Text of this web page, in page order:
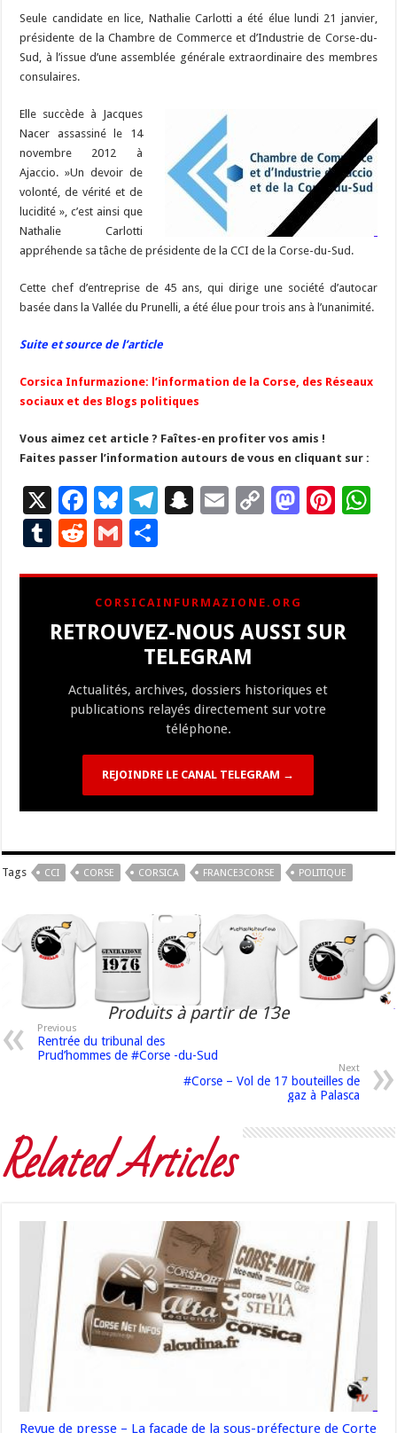
b
o
k
ky gr
a
p
c
at
l
y
Li
d
o
es
t
p
m
bl
r
d
di
ai
l
ta
g
Seule candidate en lice, Nathalie Carlotti a été élue lundi 21 janvier,
présidente de la Chambre de Commerce et d’Industrie de Corse-du-
Sud, à l’issue d’une assemblée générale extraordinaire des membres
consulaires.
Elle succède à Jacques
Nacer assassiné le 14
novembre 2012 à
Ajaccio. »Un devoir de
volonté, de vérité et de
lucidité », c’est ainsi que
Nathalie Carlotti
appréhende sa tâche de présidente de la CCI de la Corse-du-Sud.
Cette chef d’entreprise de 45 ans, qui dirige une société d’autocar
basée dans la Vallée du Prunelli, a été élue pour trois ans à l’unanimité.
Suite et source de l’article
Corsica Infurmazione: l’information de la Corse, des Réseaux
sociaux et des Blogs politiques
Vous aimez cet article ? Faîtes-en profiter vos amis !
Faites passer l’information autours de vous en cliquant sur :
X
F
ac
e
b
o
o
Bl
u
es
ky
T
gr
a
m
S
p
c
h
at
E
l
C
y
Li
n
M
d
n
Pi
es
T
bl
r
R
d
di
t
G
ai
l
ta
g
er
CORSICAINFURMAZIONE.ORG
RETROUVEZ-NOUS AUSSI SUR
TELEGRAM
Actualités, archives, dossiers historiques et
publications relayés directement sur votre
téléphone.
REJOINDRE LE CANAL TELEGRAM →
Tags CCI CORSE CORSICA FRANCE3CORSE POLITIQUE
Produits à partir de 13e
Previous
Rentrée du tribunal des
Prud’hommes de #Corse -du-Sud
Next
#Corse – Vol de 17 bouteilles de
gaz à Palasca
Related Articles
Revue de presse – La façade de la sous-préfecture de Corte